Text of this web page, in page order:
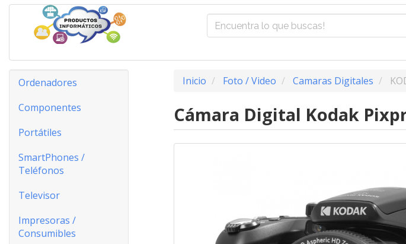
Ordenadores
Componentes
Portátiles
SmartPhones /
Teléfonos
Televisor
Impresoras /
Consumibles
Inicio Foto / Video Camaras Digitales
Cámara Digital Kodak